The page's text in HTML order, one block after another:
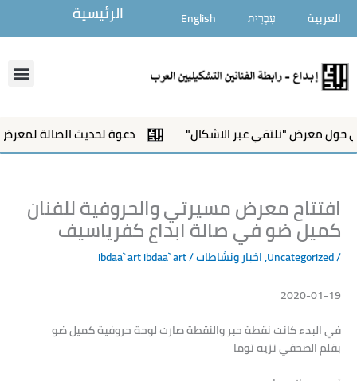
المحتوى
العربية עִבְרִית English الرئيسية
"نلتقي عبر الاشكال" دعوة لحديث الصالة لمعرض"نلتقي
افتتاح معرض مسيرتي والحروفية للفنان
كميل ضو في صالة ابداع كفرياسيف
/
Uncategorized
,اخبار ونشاطات/ ibdaa` art
ibdaa` art
2020-01-19
في البدء كانت نقطة حبر والنقطة صارت لوحة حروفية كميل ضو
بقلم الصحفي نزيه توما